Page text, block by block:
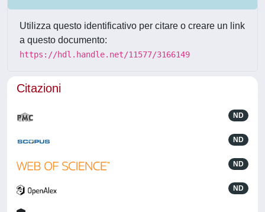
Utilizza questo identificativo per citare o creare un link
a questo documento:
https://hdl.handle.net/11577/3166149
Citazioni
ND
ND
ND
ND